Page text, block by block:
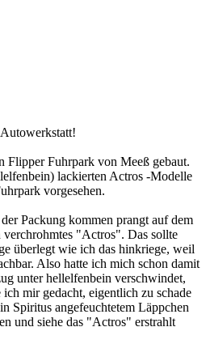
Fuhrpark von Meeß gebaut.
lackierten Actros -Modelle
vorgesehen.
Packung kommen prangt auf dem
verchrohmtes "Actros". Das sollte
überlegt wie ich das hinkriege, weil
Also hatte ich mich schon damit
unter hellelfenbein verschwindet,
mir gedacht, eigentlich zu schade
Spiritus angefeuchtetem Läppchen
und siehe das "Actros" erstrahlt